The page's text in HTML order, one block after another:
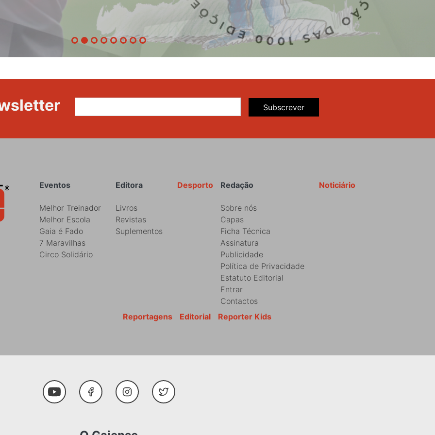
Subscrever
Rodapé Noticiário
Redação
Sobre nós
Capas
Ficha Técnica
Assinatura
Publicidade
Política de Privacidade
Estatuto Editorial
Entrar
Contactos
Desporto
Editora
Livros
Revistas
Suplementos
Eventos
Melhor Treinador
Melhor Escola
Gaia é Fado
7 Maravilhas
Circo Solidário
Reporter Kids
Editorial
Reportagens
Youtube FacebookInstagramTwitter